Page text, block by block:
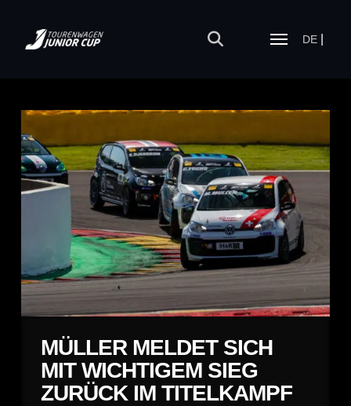
DE
MÜLLER MELDET SICH
MIT WICHTIGEM SIEG
ZURÜCK IM TITELKAMPF